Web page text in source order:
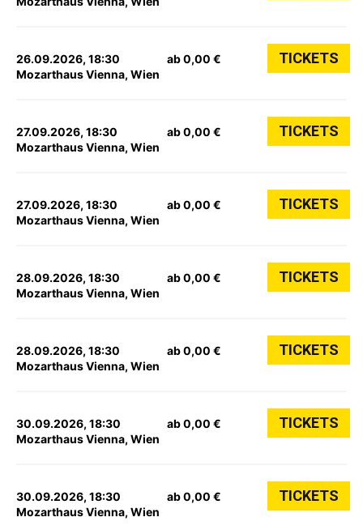
26.09.2026, 18:30
Mozarthaus Vienna, Wien
ab 0,00 € TICKETS
27.09.2026, 18:30
Mozarthaus Vienna, Wien
ab 0,00 € TICKETS
27.09.2026, 18:30
Mozarthaus Vienna, Wien
ab 0,00 € TICKETS
28.09.2026, 18:30
Mozarthaus Vienna, Wien
ab 0,00 € TICKETS
28.09.2026, 18:30
Mozarthaus Vienna, Wien
ab 0,00 € TICKETS
30.09.2026, 18:30
Mozarthaus Vienna, Wien
ab 0,00 € TICKETS
30.09.2026, 18:30
Mozarthaus Vienna, Wien
ab 0,00 € TICKETS